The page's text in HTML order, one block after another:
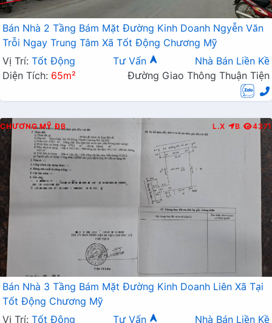
Bán Nhà 2 Tầng Bám Mặt Đường Kinh Doanh Ngyễn Văn
Trỗi Ngay Trung Tâm Xã Tốt Động Chương Mỹ
Vị Trí: Tốt Động Tư Vấn
Nhà Bán Liền Kề
Diện Tích: 65m² Đường Giao Thông Thuận Tiện
CHƯƠNG MỸ ĐB L.X B 4371
Bán Nhà 3 Tầng Bám Mặt Đường Kinh Doanh Liên Xã Tại
Tốt Động Chương Mỹ
Vị Trí: Tốt Động Tư Vấn Nhà Bán Liền Kề